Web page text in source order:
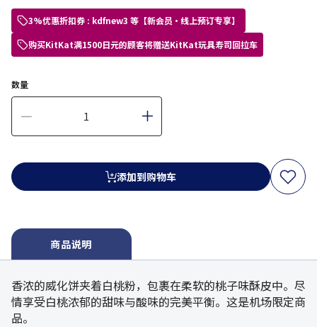
3%优惠折扣券 : kdfnew3 等【新会员・线上预订专享】
购买KitKat满1500日元的顾客将赠送KitKat玩具寿司回拉车
数量
添加到购物车
商品说明
香浓的威化饼夹着白桃粉，包裹在柔软的桃子味酥皮中。尽
情享受白桃浓郁的甜味与酸味的完美平衡。这是机场限定商
品。